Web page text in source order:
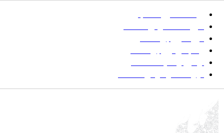
پرداخت صورتحساب
شیوه‌نامه نگارش مقالات
فرایند ارزیابی مقاله
زمانبندی ارزیابی مقاله
توضیح وضعیت مقالات
فهرست موضوعی مقاله‌ها